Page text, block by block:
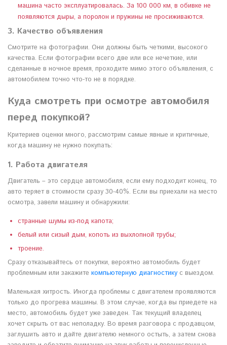
машина часто эксплуатировалась. За 100 000 км, в обивке не
появляются дыры, а поролон и пружины не просиживаются.
3. Качество объявления
Смотрите на фотографии. Они должны быть четкими, высокого
качества. Если фотографии всего две или все нечеткие, или
сделанные в ночное время, проходите мимо этого объявления, с
автомобилем точно что-то не в порядке.
Куда смотреть при осмотре автомобиля
перед покупкой?
Критериев оценки много, рассмотрим самые явные и критичные,
когда машину не нужно покупать:
1. Работа двигателя
Двигатель – это сердце автомобиля, если ему подходит конец, то
авто теряет в стоимости сразу 30-40%. Если вы приехали на место
осмотра, завели машину и обнаружили:
странные шумы из-под капота;
белый или сизый дым, копоть из выхлопной трубы;
троение.
Сразу отказывайтесь от покупки, вероятно автомобиль будет
проблемным или закажите компьютерную диагностику с выездом.
Маленькая хитрость. Иногда проблемы с двигателем проявляются
только до прогрева машины. В этом случае, когда вы приедете на
место, автомобиль будет уже заведен. Так текущий владелец
хочет скрыть от вас неполадку. Во время разговора с продавцом,
заглушить авто и дайте двигателю немного остыть, а затем снова